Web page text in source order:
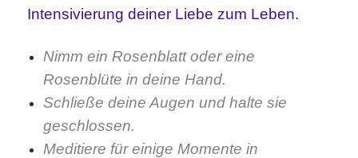
Intensivierung deiner Liebe zum Leben.
Nimm ein Rosenblatt oder eine
Rosenblüte in deine Hand.
Schließe deine Augen und halte sie
geschlossen.
Meditiere für einige Momente in